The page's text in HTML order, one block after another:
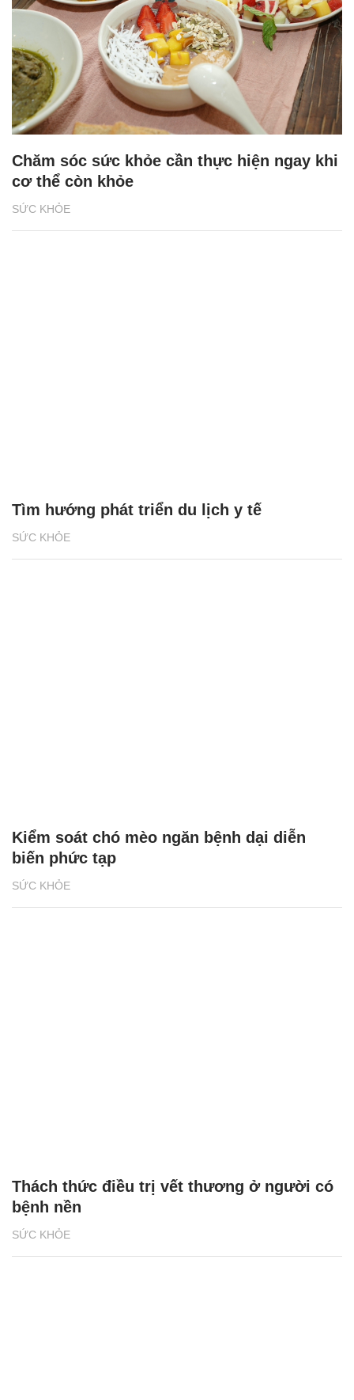
SỨC KHỎE
Chăm sóc sức khỏe cần thực hiện ngay khi
cơ thể còn khỏe
SỨC KHỎE
Tìm hướng phát triển du lịch y tế
SỨC KHỎE
Kiểm soát chó mèo ngăn bệnh dại diễn
biến phức tạp
SỨC KHỎE
Thách thức điều trị vết thương ở người có
bệnh nền